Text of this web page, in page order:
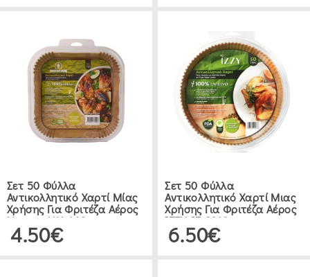
Σετ 50 Φύλλα
Αντικολλητικό Χαρτί Μίας
Χρήσης Για Φριτέζα Αέρος
Human HU-AA2
4.50€
Σετ 50 Φύλλα
Αντικολλητικό Χαρτί Μιας
Χρήσης Για Φριτέζα Αέρος
IZZY IZ-8219
6.50€